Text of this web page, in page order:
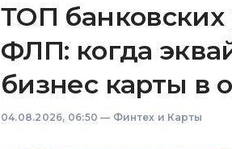
ТОП
ФЛП: когда
бизнес карты в
04.08.2026, 06:50 — Финтех и Карты